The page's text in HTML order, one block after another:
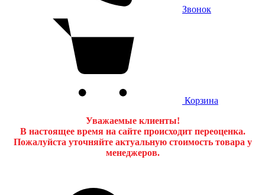
Звонок
Корзина
Уважаемые клиенты!
В настоящее время на сайте происходит переоценка.
Пожалуйста уточняйте актуальную стоимость товара у
менеджеров.